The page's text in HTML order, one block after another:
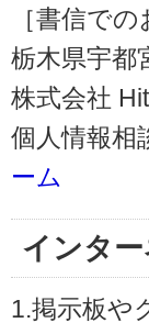
［書信での
栃木県宇都
株式会社
個人情報相
ーム
インタ
1.掲示板や